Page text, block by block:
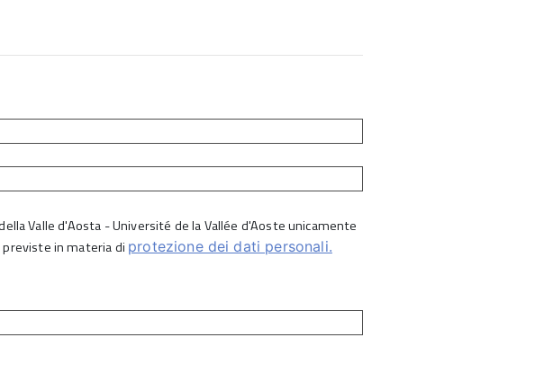
Valle d'Aosta - Université de la Vallée d'Aoste unicamente
in materia di protezione dei dati personali.